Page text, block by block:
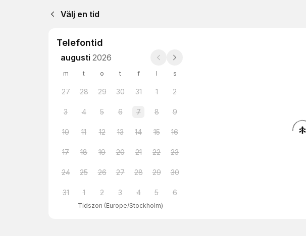
Välj en tid
Telefontid
augusti 2026
m t o t f l s
27 28 29 30 31 1 2
3 4 5 6 7 8 9
10 11 12 13 14 15 16
17 18 19 20 21 22 23
24 25 26 27 28 29 30
31 1 2 3 4 5 6
Tidszon (Europe/Stockholm)